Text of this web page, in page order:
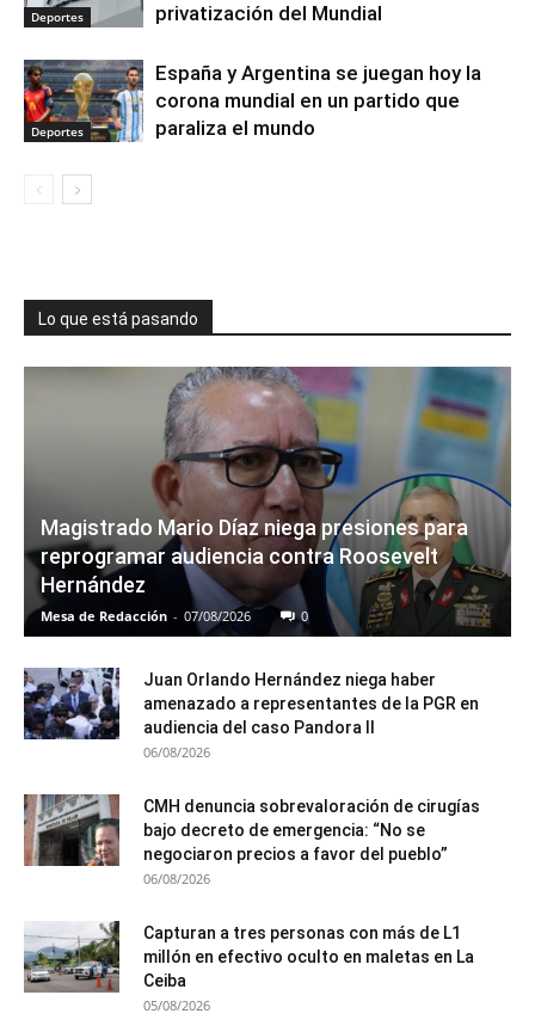
Deportes privatización del Mundial
Deportes
España y Argentina se juegan hoy la
corona mundial en un partido que
paraliza el mundo
Lo que está pasando
Magistrado Mario Díaz niega presiones para
reprogramar audiencia contra Roosevelt
Hernández
Mesa de Redacción - 07/08/2026 0
Juan Orlando Hernández niega haber
amenazado a representantes de la PGR en
audiencia del caso Pandora II
06/08/2026
CMH denuncia sobrevaloración de cirugías
bajo decreto de emergencia: “No se
negociaron precios a favor del pueblo”
06/08/2026
Capturan a tres personas con más de L1
millón en efectivo oculto en maletas en La
Ceiba
05/08/2026